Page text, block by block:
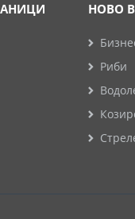
НОВО
Риби